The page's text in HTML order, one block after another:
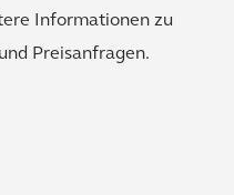
Informationen zu
Preisanfragen.